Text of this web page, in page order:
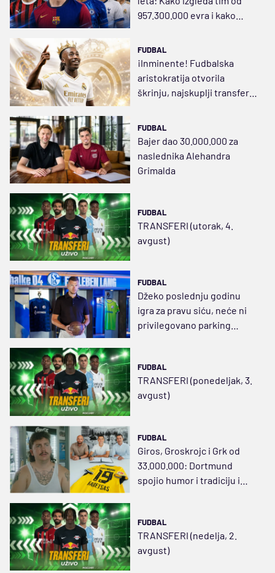
957.300.000 evra i kako
FUDBAL
¡Inminente! Fudbalska
aristokratija otvorila
škrinju, najskuplji transfer u
FUDBAL
Bajer dao 30.000.000 za
naslednika Alehandra
Grimalda
FUDBAL
TRANSFERI (utorak, 4.
avgust)
FUDBAL
Džeko poslednju godinu
igra za pravu siću, neće ni
privilegovano parking
FUDBAL
TRANSFERI (ponedeljak, 3.
avgust)
FUDBAL
Giros, Groskrojc i Grk od
33.000.000: Dortmund
spojio humor i tradiciju i
FUDBAL
TRANSFERI (nedelja, 2.
avgust)